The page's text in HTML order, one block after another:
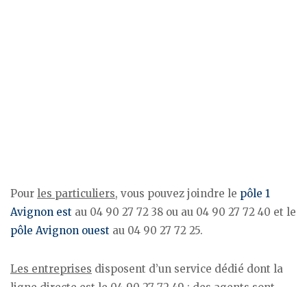
Pour les particuliers, vous pouvez joindre le pôle 1
Avignon est au 04 90 27 72 38 ou au 04 90 27 72 40 et le
pôle Avignon ouest au 04 90 27 72 25.
Les entreprises disposent d’un service dédié dont la